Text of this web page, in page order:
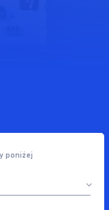
poniżej